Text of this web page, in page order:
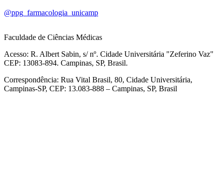
@ppg_farmacologia_unicamp
Faculdade de Ciências Médicas
Acesso: R. Albert Sabin, s/ nº. Cidade Universitária "Zeferino Vaz"
CEP: 13083-894. Campinas, SP, Brasil.
Correspondência: Rua Vital Brasil, 80, Cidade Universitária,
Campinas-SP, CEP: 13.083-888 – Campinas, SP, Brasil